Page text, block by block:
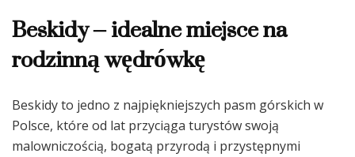
Beskidy – idealne miejsce na
rodzinną wędrówkę
Beskidy to jedno z najpiękniejszych pasm górskich w
Polsce, które od lat przyciąga turystów swoją
malowniczością, bogatą przyrodą i przystępnymi